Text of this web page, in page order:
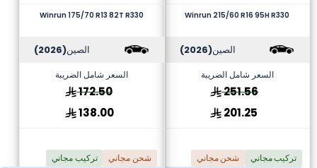
Winrun 215/60 R16 95H R330
الصين(2026)
السعر شامل الضريبة
251.56
201.25
تركيب مجاني
شحن مجاني
Winrun 175/70 R13 82T R330
الصين(2026)
السعر شامل الضريبة
172.50
138.00
شحن مجاني
تركيب مجاني